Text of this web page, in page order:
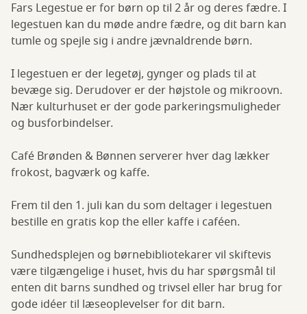
Fars Legestue er for børn op til 2 år og deres fædre. I
legestuen kan du møde andre fædre, og dit barn kan
tumle og spejle sig i andre jævnaldrende børn.
I legestuen er der legetøj, gynger og plads til at
bevæge sig. Derudover er der højstole og mikroovn.
Nær kulturhuset er der gode parkeringsmuligheder
og busforbindelser.
Café Brønden & Bønnen serverer hver dag lækker
frokost, bagværk og kaffe.
Frem til den 1. juli kan du som deltager i legestuen
bestille en gratis kop the eller kaffe i caféen.
Sundhedsplejen og børnebibliotekarer vil skiftevis
være tilgængelige i huset, hvis du har spørgsmål til
enten dit barns sundhed og trivsel eller har brug for
gode idéer til læseoplevelser for dit barn.